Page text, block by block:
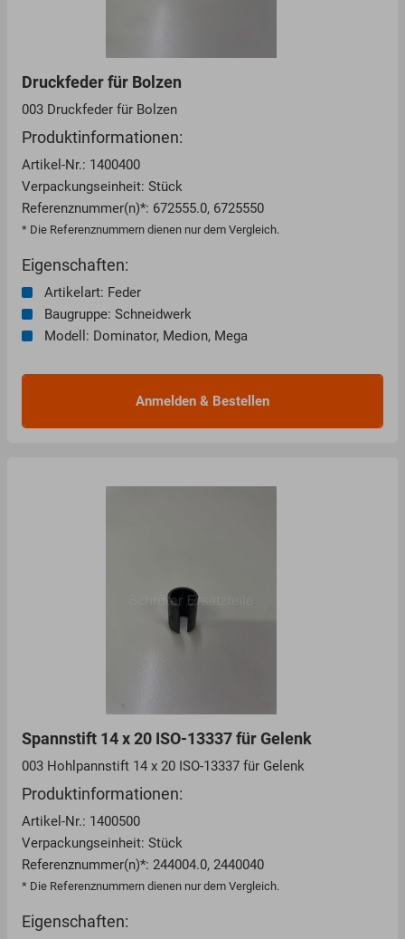
Druckfeder für Bolzen
003 Druckfeder für Bolzen
Produktinformationen:
Artikel-Nr.: 1400400
Verpackungseinheit: Stück
Referenznummer(n)*: 672555.0, 6725550
* Die Referenznummern dienen nur dem Vergleich.
Eigenschaften:
Artikelart: Feder
Baugruppe: Schneidwerk
Modell: Dominator, Medion, Mega
Spannstift 14 x 20 ISO-13337 für Gelenk
003 Hohlpannstift 14 x 20 ISO-13337 für Gelenk
Produktinformationen:
Artikel-Nr.: 1400500
Verpackungseinheit: Stück
Referenznummer(n)*: 244004.0, 2440040
* Die Referenznummern dienen nur dem Vergleich.
Eigenschaften: